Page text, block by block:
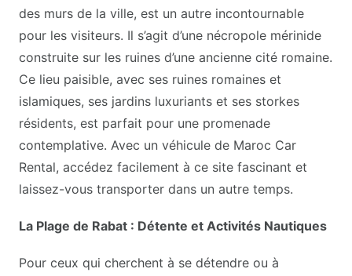
des murs de la ville, est un autre incontournable
pour les visiteurs. Il s’agit d’une nécropole mérinide
construite sur les ruines d’une ancienne cité romaine.
Ce lieu paisible, avec ses ruines romaines et
islamiques, ses jardins luxuriants et ses storkes
résidents, est parfait pour une promenade
contemplative. Avec un véhicule de Maroc Car
Rental, accédez facilement à ce site fascinant et
laissez-vous transporter dans un autre temps.
La Plage de Rabat : Détente et Activités Nautiques
Pour ceux qui cherchent à se détendre ou à